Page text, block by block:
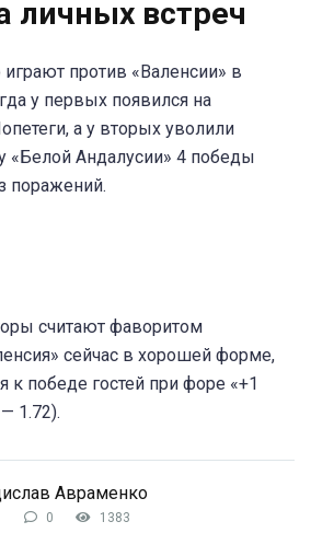
личных встреч
против «Валенсии» в
у первых появился на
а у вторых уволили
«Белой Андалусии» 4 победы
поражений.
считают фаворитом
сейчас в хорошей форме,
к победе гостей при форе «+1
1.72).
Авраменко
0 1383